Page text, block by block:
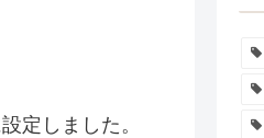
定しました。